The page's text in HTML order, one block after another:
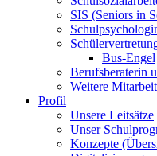
SIS (Seniors in
Bus-Engel
Berufsberaterin
Weitere
Profil
Unsere Leitsätze
Unser
Konzepte